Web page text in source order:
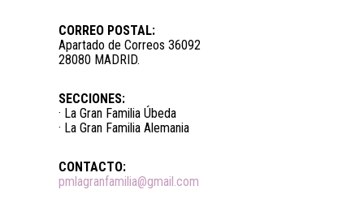
CORREO POSTAL:
Apartado de Correos 36092
28080 MADRID.
SECCIONES:
· La Gran Familia Úbeda
· La Gran Familia Alemania
CONTACTO:
pmlagranfamilia@gmail.com